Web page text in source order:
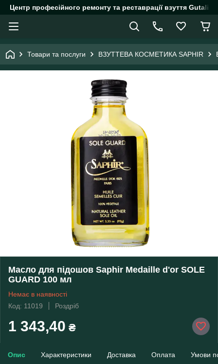
Центр професійного ремонту та реставрації взуття
Товари та послуги ВЗУТТЕВА КОСМЕТИКА SAPHIR
Масло для підошов Saphir Medaille d'or SOLE
GUARD 100 мл
Немає в наявності
Код: 11019
Роздріб
1 343,40 ₴
Опис Характеристики Доставка Оплата Умови